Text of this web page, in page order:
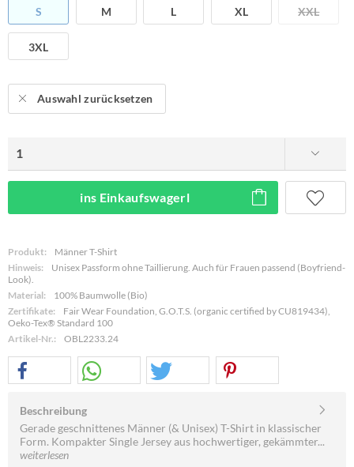
S M L XL XXL
3XL
Auswahl zurücksetzen
ins Einkaufswagerl
Produkt:
Männer T-Shirt
Hinweis:
Unisex Passform ohne Taillierung. Auch für Frauen passend (Boyfriend-
Look).
Material:
100% Baumwolle (Bio)
Zertifikate:
Fair Wear Foundation, G.O.T.S. (organic certified by CU819434),
Oeko-Tex® Standard 100
Artikel-Nr.:
OBL2233.24
Beschreibung
Gerade geschnittenes Männer (& Unisex) T-Shirt in klassischer
Form. Kompakter Single Jersey aus hochwertiger, gekämmter...
weiterlesen